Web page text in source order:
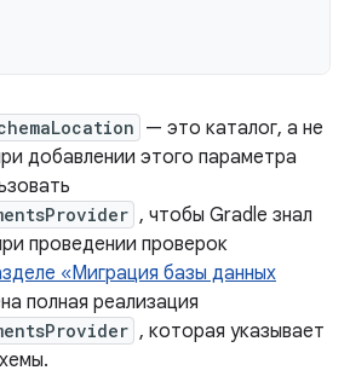
— это каталог, а не
добавлении этого параметра
, чтобы Gradle знал
проведении проверок
«Миграция базы данных
​​полная реализация
, которая указывает